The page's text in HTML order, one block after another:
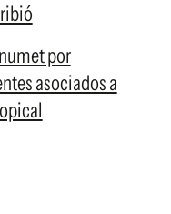
por
asociados a